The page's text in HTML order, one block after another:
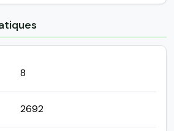
8
2692